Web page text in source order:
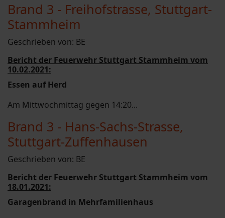
Brand 3 - Freihofstrasse, Stuttgart-
Stammheim
Geschrieben von: BE
Bericht der Feuerwehr Stuttgart Stammheim vom
10.02.2021:
Essen auf Herd
Am Mittwochmittag gegen 14:20...
Brand 3 - Hans-Sachs-Strasse,
Stuttgart-Zuffenhausen
Geschrieben von: BE
Bericht der Feuerwehr Stuttgart Stammheim vom
18.01.2021:
Garagenbrand in Mehrfamilienhaus